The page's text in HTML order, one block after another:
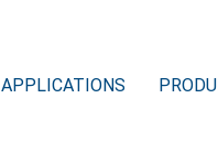
APPLICATIONS